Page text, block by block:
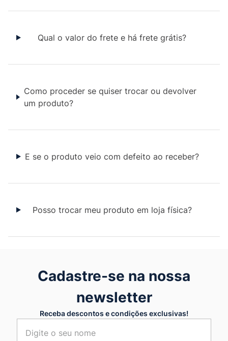
Qual o valor do frete e há frete grátis?
Como proceder se quiser trocar ou devolver
um produto?
E se o produto veio com defeito ao receber?
Posso trocar meu produto em loja física?
Cadastre-se na nossa
newsletter
Receba descontos e condições exclusivas!